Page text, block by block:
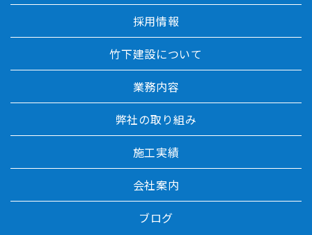
採用情報
竹下建設について
業務内容
弊社の取り組み
施工実績
会社案内
ブログ